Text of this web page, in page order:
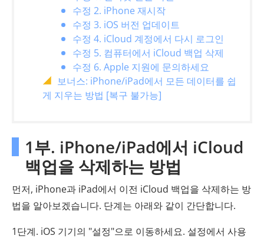
수정 2. iPhone 재시작
수정 3. iOS 버전 업데이트
수정 4. iCloud 계정에서 다시 로그인
수정 5. 컴퓨터에서 iCloud 백업 삭제
수정 6. Apple 지원에 문의하세요
보너스: iPhone/iPad에서 모든 데이터를 쉽
게 지우는 방법 [복구 불가능]
1부. iPhone/iPad에서 iCloud
백업을 삭제하는 방법
먼저, iPhone과 iPad에서 이전 iCloud 백업을 삭제하는 방
법을 알아보겠습니다. 단계는 아래와 같이 간단합니다.
1단계. iOS 기기의 "설정"으로 이동하세요. 설정에서 사용